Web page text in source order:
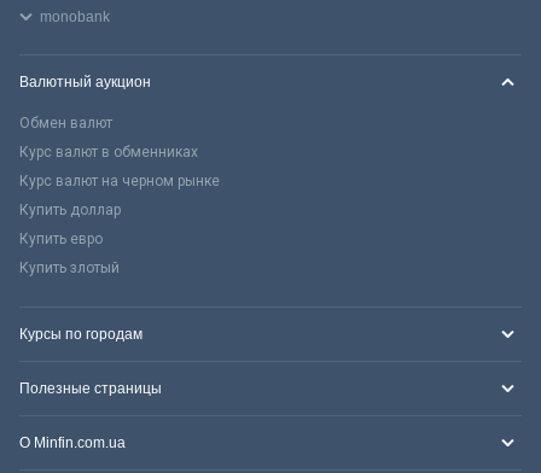
monobank
Валютный аукцион
Обмен валют
Курс валют в обменниках
Курс валют на черном рынке
Купить доллар
Купить евро
Купить злотый
Курсы по городам
Полезные страницы
О Minfin.com.ua